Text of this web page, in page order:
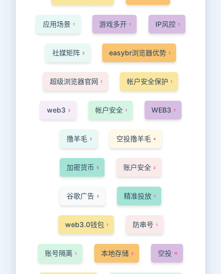
应用场景 1 游戏多开 1 IP风控 1
社媒矩阵 2 easybr浏览器优势 1
超级浏览器官网 1 帐户安全保护 1
web3 3 帐户安全 1 WEB3 7
撸羊毛 2 空投撸羊毛 4
加密货币 5 账户安全 2
谷歌广告 3 精准投放 1
web3.0钱包 1 防串号 1
账号隔离 1 本地存储 2 空投 11